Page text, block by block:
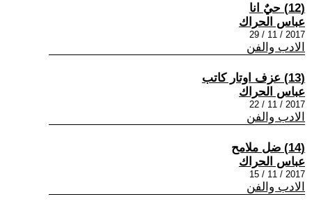
(12) حيٌ انا
عباس الحراك
2017 / 11 / 29
الادب والفن
(13) عزف اوتار كاتب
عباس الحراك
2017 / 11 / 22
الادب والفن
(14) ضل ملامح
عباس الحراك
2017 / 11 / 15
الادب والفن